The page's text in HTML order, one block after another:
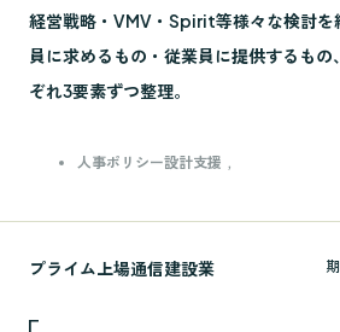
経営戦略・VMV・Spirit等様々な検討を
員に求めるもの・従業員に提供するも
ぞれ3要素ずつ整理。
人事ポリシー設計支援
プライム上場通信建設業